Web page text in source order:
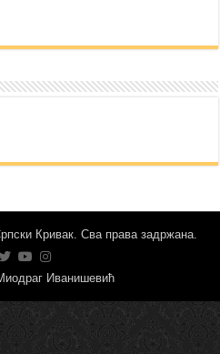
Кривак. Сва права задржана.
Иванишевић